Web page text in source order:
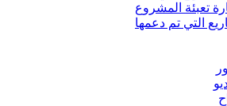
تعبئة المشروع
التي تم دعمها